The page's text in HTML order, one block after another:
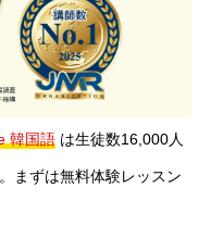
韓国語は生徒数16,000人
まずは無料体験レッスン